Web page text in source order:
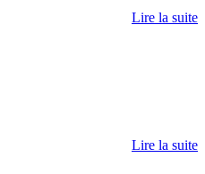
Lire la suite
Lire la suite